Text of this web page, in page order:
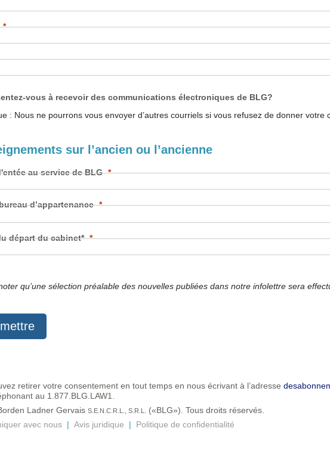
vous à recevoir des communications électroniques de BLG?
: Nous ne pourrons vous envoyer d’autres courriels si vous refusez de donner votre
sur l’ancien ou l’ancienne
au service de BLG
d’appartenance
départ du cabinet*
qu’une sélection préalable des nouvelles publiées dans notre infolettre sera
retirer votre consentement en tout temps en nous écrivant à l’adresse
au 1.877.BLG.LAW1.
Ladner Gervais S.E.N.C.R.L., S.R.L.
(«BLG»). Tous droits réservés.
avec nous | Avis juridique | Politique de confidentialité